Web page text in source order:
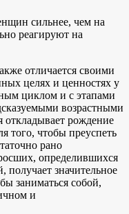
сильнее, чем на
реагируют на
отличается своими
целях и ценностях у
циклом и с этапами
возрастными
рождение
того, чтобы преуспеть
рано
определившихся
значительное
заниматься собой,
и